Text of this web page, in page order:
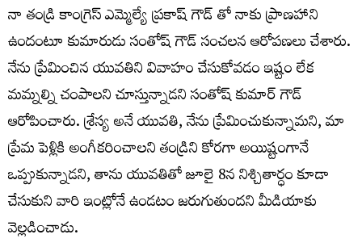
నా తండ్రి కాంగ్రెస్ ఎమ్మెల్యే ప్రకాష్ గౌడ్ తో నాకు ప్రాణహాని
ఉందంటూ కుమారుడు సంతోష్ గౌడ్ సంచలన ఆరోపణలు చేశారు.
నేను ప్రేమించిన యువతిని వివాహం చేసుకోవడం ఇష్టం లేక
మమ్నల్ని చంపాలని చూస్తున్నాడని సంతోష్ కుమార్ గౌడ్
ఆరోపించారు. శ్రేస్య అనే యువతి, నేను ప్రేమించుకున్నామని, మా
ప్రేమ పెళ్లికి అంగీకరించాలని తండ్రిని కోరగా అయిష్టంగానే
ఒప్పుకున్నాడని, తాను యువతితో జూలై 8న నిశ్చితార్ధం కూడా
చేసుకుని వారి ఇంట్లోనే ఉండటం జరుగుతుందని మీడియాకు
వెల్లడించాడు.